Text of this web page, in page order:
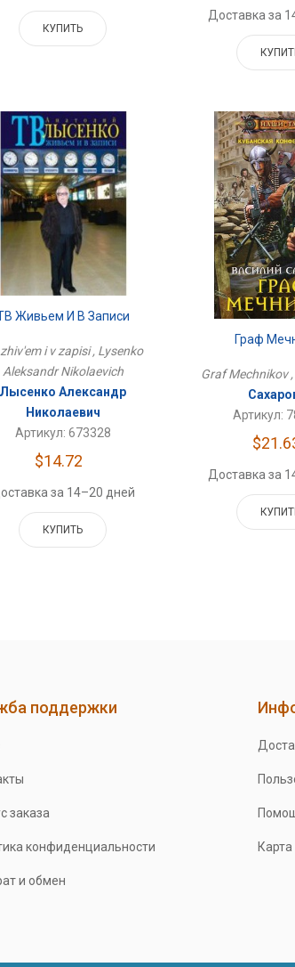
КУПИТЬ
Доставка за
Живьем И В Записи
i v zapisi , Lysenko
Aleksandr Nikolaevich
Лысенко Александр
Николаевич
Артикул: 673328
$14.72
за 14–20 дней
КУПИТЬ
Граф
Graf Mechnikov
Артикул:
Доставка за
поддержки
заказа
конфиденциальности
и обмен